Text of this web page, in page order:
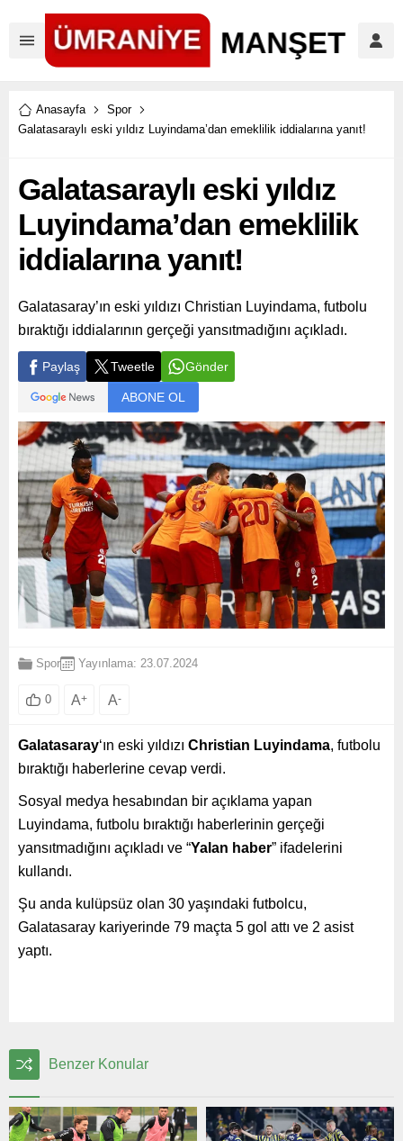
Anasayfa
Spor
Galatasaraylı eski yıldız Luyindama’dan emeklilik iddialarına yanıt!
Galatasaraylı eski yıldız
Luyindama’dan emeklilik
iddialarına yanıt!
Galatasaray’ın eski yıldızı Christian Luyindama, futbolu
bıraktığı iddialarının gerçeği yansıtmadığını açıkladı.
Paylaş Tweetle Gönder
ABONE OL
Spor Yayınlama: 23.07.2024
0 A+ A-
Galatasaray‘ın eski yıldızı Christian Luyindama, futbolu
bıraktığı haberlerine cevap verdi.
Sosyal medya hesabından bir açıklama yapan
Luyindama, futbolu bıraktığı haberlerinin gerçeği
yansıtmadığını açıkladı ve “Yalan haber” ifadelerini
kullandı.
Şu anda kulüpsüz olan 30 yaşındaki futbolcu,
Galatasaray kariyerinde 79 maçta 5 gol attı ve 2 asist
yaptı.
Benzer Konular